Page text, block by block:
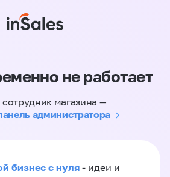
не работает
магазина —
администратора
бизнес с нуля - идеи и